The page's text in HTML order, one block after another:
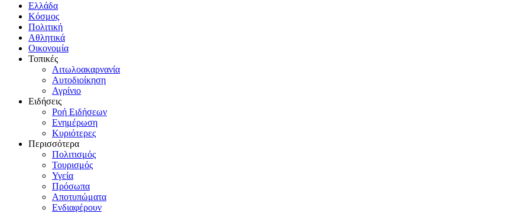
Ελλάδα
Κόσμος
Πολιτική
Αθλητικά
Οικονομία
Τοπικές
Αιτωλοακαρνανία
Αυτοδιοίκηση
Αγρίνιο
Ειδήσεις
Ροή Ειδήσεων
Ενημέρωση
Κυριότερες
Περισσότερα
Πολιτισμός
Τουρισμός
Υγεία
Πρόσωπα
Αποτυπώματα
Ενδιαφέρουν